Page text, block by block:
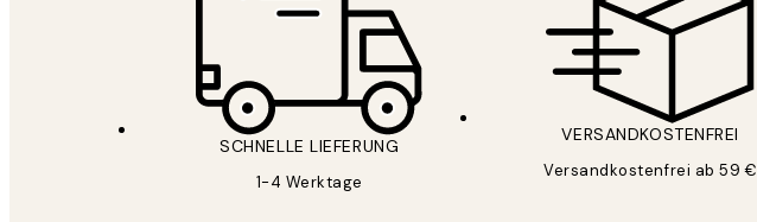
SCHNELLE LIEFERUNG
1-4 Werktage
VERSANDKOSTENFREI
Versandkostenfrei ab 59 €